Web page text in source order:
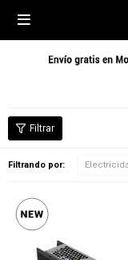

Filtrando por: